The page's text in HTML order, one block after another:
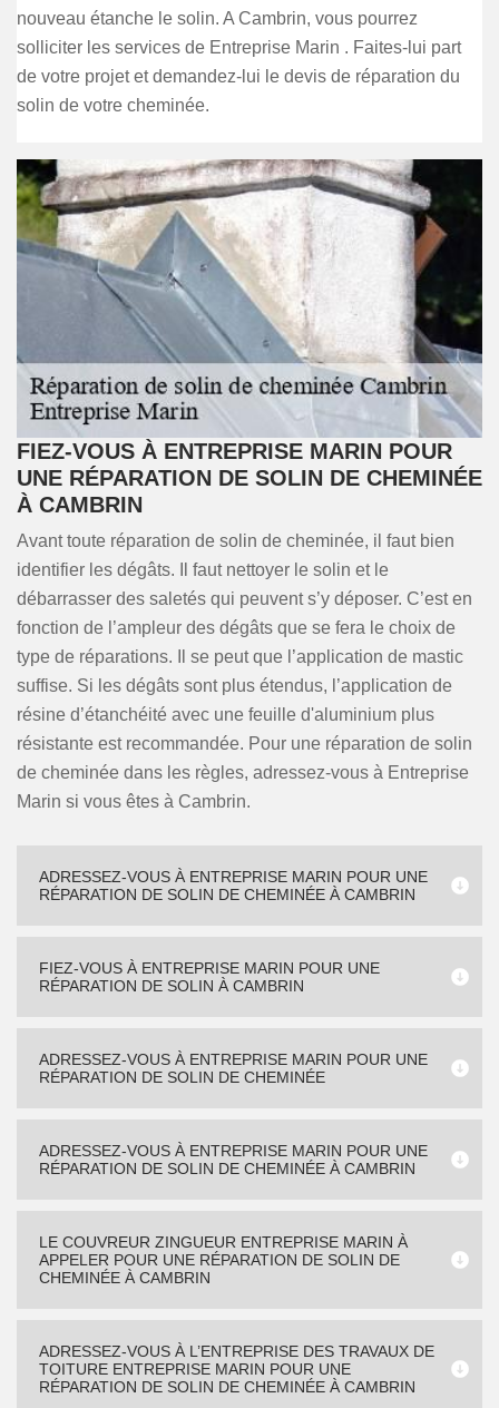
nouveau étanche le solin. A Cambrin, vous pourrez
solliciter les services de Entreprise Marin . Faites-lui part
de votre projet et demandez-lui le devis de réparation du
solin de votre cheminée.
FIEZ-VOUS À ENTREPRISE MARIN POUR
UNE RÉPARATION DE SOLIN DE CHEMINÉE
À CAMBRIN
Avant toute réparation de solin de cheminée, il faut bien
identifier les dégâts. Il faut nettoyer le solin et le
débarrasser des saletés qui peuvent s’y déposer. C’est en
fonction de l’ampleur des dégâts que se fera le choix de
type de réparations. Il se peut que l’application de mastic
suffise. Si les dégâts sont plus étendus, l’application de
résine d’étanchéité avec une feuille d'aluminium plus
résistante est recommandée. Pour une réparation de solin
de cheminée dans les règles, adressez-vous à Entreprise
Marin si vous êtes à Cambrin.
ADRESSEZ-VOUS À ENTREPRISE MARIN POUR UNE
RÉPARATION DE SOLIN DE CHEMINÉE À CAMBRIN
FIEZ-VOUS À ENTREPRISE MARIN POUR UNE
RÉPARATION DE SOLIN À CAMBRIN
ADRESSEZ-VOUS À ENTREPRISE MARIN POUR UNE
RÉPARATION DE SOLIN DE CHEMINÉE
ADRESSEZ-VOUS À ENTREPRISE MARIN POUR UNE
RÉPARATION DE SOLIN DE CHEMINÉE À CAMBRIN
LE COUVREUR ZINGUEUR ENTREPRISE MARIN À
APPELER POUR UNE RÉPARATION DE SOLIN DE
CHEMINÉE À CAMBRIN
ADRESSEZ-VOUS À L’ENTREPRISE DES TRAVAUX DE
TOITURE ENTREPRISE MARIN POUR UNE
RÉPARATION DE SOLIN DE CHEMINÉE À CAMBRIN